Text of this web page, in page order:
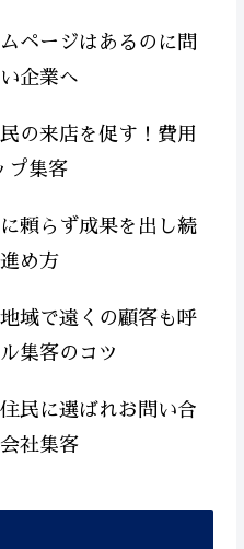
ページはあるのに問
企業へ
の来店を促す！費用
プ集客
頼らず成果を出し続
め方
域で遠くの顧客も呼
集客のコツ
民に選ばれお問い合
社集客